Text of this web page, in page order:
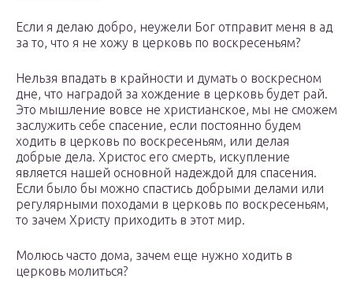
Если я делаю добро, неужели Бог отправит меня в ад
за то, что я не хожу в церковь по воскресеньям?
Нельзя впадать в крайности и думать о воскресном
дне, что наградой за хождение в церковь будет рай.
Это мышление вовсе не христианское, мы не сможем
заслужить себе спасение, если постоянно будем
ходить в церковь по воскресеньям, или делая
добрые дела. Христос его смерть, искупление
является нашей основной надеждой для спасения.
Если было бы можно спастись добрыми делами или
регулярными походами в церковь по воскресеньям,
то зачем Христу приходить в этот мир.
Молюсь часто дома, зачем еще нужно ходить в
церковь молиться?